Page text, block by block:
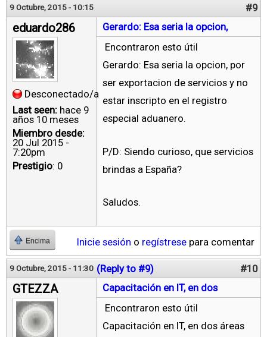
9 Octubre, 2015 - 10:15 #9
eduardo286
Desconectado/a
Last seen: hace 9
años 10 meses
Miembro desde:
20 Jul 2015 -
7:20pm
Prestigio: 0
Gerardo: Esa seria la opcion,
Encontraron esto útil
Gerardo: Esa seria la opcion, por
ser exportacion de servicios y no
estar inscripto en el registro
especial aduanero.
P/D: Siendo curioso, que servicios
brindas a España?
Saludos.
Encima Inicie sesión o regístrese para comentar
9 Octubre, 2015 - 11:30 (Reply to #9) #10
GTEZZA
Capacitación en IT, en dos
Encontraron esto útil
Capacitación en IT, en dos áreas